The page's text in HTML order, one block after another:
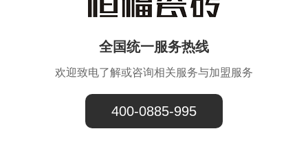
全国统一服务热线
欢迎致电了解或咨询相关服务与加盟服务
400-0885-995